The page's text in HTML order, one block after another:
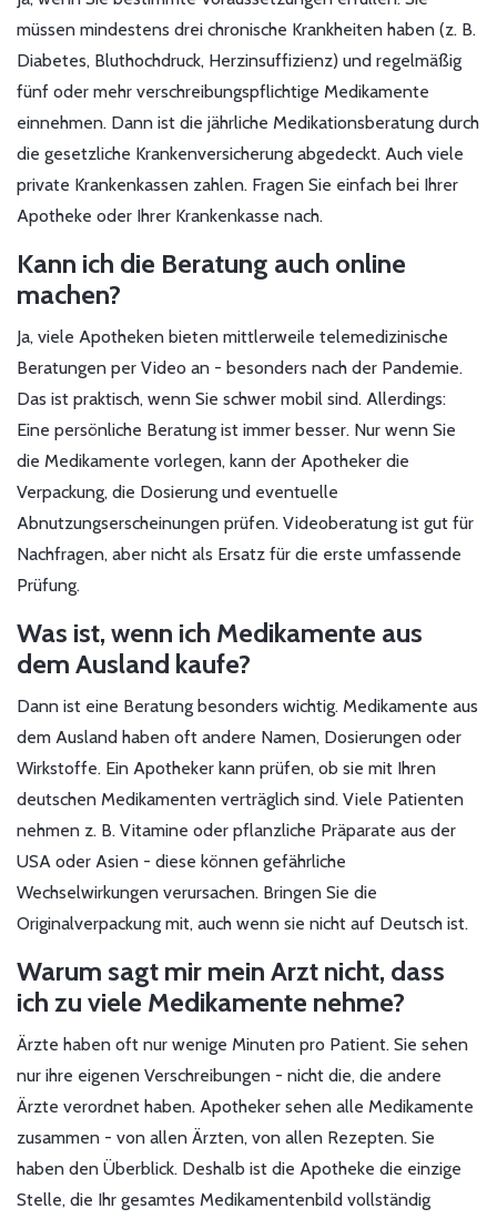
müssen mindestens drei chronische Krankheiten haben (z. B.
Diabetes, Bluthochdruck, Herzinsuffizienz) und regelmäßig
fünf oder mehr verschreibungspflichtige Medikamente
einnehmen. Dann ist die jährliche Medikationsberatung durch
die gesetzliche Krankenversicherung abgedeckt. Auch viele
private Krankenkassen zahlen. Fragen Sie einfach bei Ihrer
Apotheke oder Ihrer Krankenkasse nach.
Kann ich die Beratung auch online
machen?
Ja, viele Apotheken bieten mittlerweile telemedizinische
Beratungen per Video an - besonders nach der Pandemie.
Das ist praktisch, wenn Sie schwer mobil sind. Allerdings:
Eine persönliche Beratung ist immer besser. Nur wenn Sie
die Medikamente vorlegen, kann der Apotheker die
Verpackung, die Dosierung und eventuelle
Abnutzungserscheinungen prüfen. Videoberatung ist gut für
Nachfragen, aber nicht als Ersatz für die erste umfassende
Prüfung.
Was ist, wenn ich Medikamente aus
dem Ausland kaufe?
Dann ist eine Beratung besonders wichtig. Medikamente aus
dem Ausland haben oft andere Namen, Dosierungen oder
Wirkstoffe. Ein Apotheker kann prüfen, ob sie mit Ihren
deutschen Medikamenten verträglich sind. Viele Patienten
nehmen z. B. Vitamine oder pflanzliche Präparate aus der
USA oder Asien - diese können gefährliche
Wechselwirkungen verursachen. Bringen Sie die
Originalverpackung mit, auch wenn sie nicht auf Deutsch ist.
Warum sagt mir mein Arzt nicht, dass
ich zu viele Medikamente nehme?
Ärzte haben oft nur wenige Minuten pro Patient. Sie sehen
nur ihre eigenen Verschreibungen - nicht die, die andere
Ärzte verordnet haben. Apotheker sehen alle Medikamente
zusammen - von allen Ärzten, von allen Rezepten. Sie
haben den Überblick. Deshalb ist die Apotheke die einzige
Stelle, die Ihr gesamtes Medikamentenbild vollständig